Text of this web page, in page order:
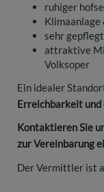
ruhiger
sehr
attraktive
Volksoper
Ein idealer
Erreichbarkeit
Kontaktieren Sie
zur Vereinbarung
Der Vermittler ist